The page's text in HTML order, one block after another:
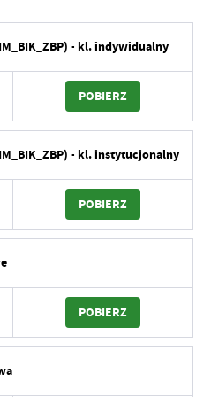
- kl. indywidualny
POBIERZ
- kl. instytucjonalny
POBIERZ
POBIERZ